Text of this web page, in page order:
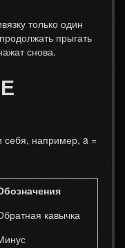
только один
прыгать
снова.
себя, например, a =
кавычка